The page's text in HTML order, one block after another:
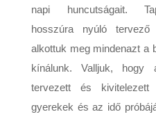
napi huncutságait.
hosszúra nyúló tervező
alkottuk meg mindenazt a
kínálunk. Valljuk, hogy
tervezett és
gyerekek és az idő